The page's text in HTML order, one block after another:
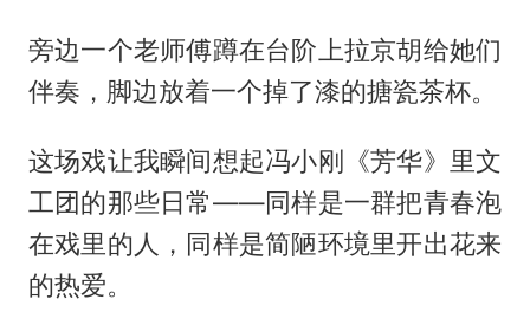
旁边一个老师傅蹲在台阶上拉京胡给她们
伴奏，脚边放着一个掉了漆的搪瓷茶杯。
这场戏让我瞬间想起冯小刚
《芳华》里文
工团的那些日常——同样是一群把青春泡
在戏里的人，同样是简陋环境里开出花来
的热爱。